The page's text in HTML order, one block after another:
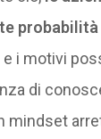
e i motivi
di
mindset